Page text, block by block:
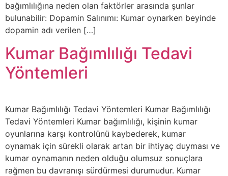
bağımlılığına neden olan faktörler arasında şunlar
bulunabilir: Dopamin Salınımı: Kumar oynarken beyinde
dopamin adı verilen […]
Kumar Bağımlılığı Tedavi
Yöntemleri
Kumar Bağımlılığı Tedavi Yöntemleri Kumar Bağımlılığı
Tedavi Yöntemleri Kumar bağımlılığı, kişinin kumar
oyunlarına karşı kontrolünü kaybederek, kumar
oynamak için sürekli olarak artan bir ihtiyaç duyması ve
kumar oynamanın neden olduğu olumsuz sonuçlara
rağmen bu davranışı sürdürmesi durumudur. Kumar